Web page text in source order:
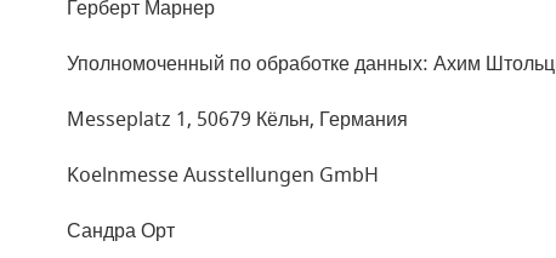
Герберт Марнер
Уполномоченный по обработке данных: Ахим
Messeplatz 1, 50679 Кёльн, Германия
Koelnmesse Ausstellungen GmbH
Сандра Орт